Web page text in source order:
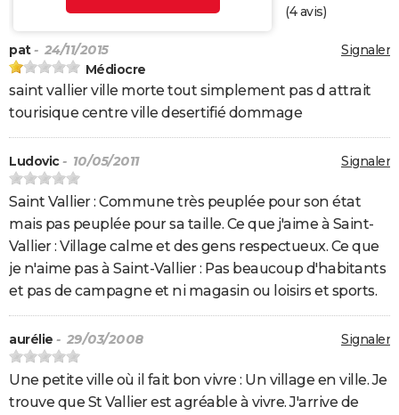
(4avis)
Signaler
pat- 24/11/2015
Médiocre
saint vallier ville morte tout simplement pas d attrait
tourisique centre ville desertifié dommage
Signaler
Ludovic- 10/05/2011
Saint Vallier : Commune très peuplée pour son état
mais pas peuplée pour sa taille. Ce que j'aime à Saint-
Vallier : Village calme et des gens respectueux. Ce que
je n'aime pas à Saint-Vallier : Pas beaucoup d'habitants
et pas de campagne et ni magasin ou loisirs et sports.
Signaler
aurélie - 29/03/2008
Une petite ville où il fait bon vivre : Un village en ville. Je
trouve que St Vallier est agréable à vivre. J'arrive de